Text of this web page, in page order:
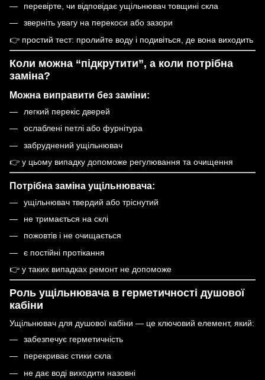
перевірте, чи відповідає ущільнювач товщині скла
зверніть увагу на перекоси або зазори
👉 простий тест: пролийте воду і подивіться, де вона виходить
Коли можна “підкрутити”, а коли потрібна
заміна?
Можна виправити без заміни:
легкий перекіс дверей
ослаблені петлі або фурнітура
забруднений ущільнювач
👉 у цьому випадку допоможе регулювання та очищення
Потрібна заміна ущільнювача:
ущільнювач твердий або тріснутий
не тримається на склі
пожовтів і не очищається
є постійні протікання
👉 у таких випадках ремонт не допоможе
Роль ущільнювача в герметичності душової
кабіни
Ущільнювач для душової кабіни — це ключовий елемент, який:
забезпечує герметичність
перекриває стики скла
не дає воді виходити назовні